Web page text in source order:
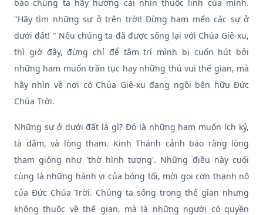
bảo chúng ta hãy hướng cái nhìn thuộc linh của mình.
"Hãy tìm những sự ở trên trời! Đừng ham mến các sự ở
dưới đất! " Nếu chúng ta đã được sống lại với Chúa Giê-xu,
thì giờ đây, đừng chỉ để tâm trí mình bị cuốn hút bởi
những ham muốn trần tục hay những thú vui thế gian, mà
hãy nhìn về nơi có Chúa Giê-xu đang ngồi bên hữu Đức
Chúa Trời.
Những sự ở dưới đất là gì? Đó là những ham muốn ích kỷ,
tà dâm, và lòng tham. Kinh Thánh cảnh báo rằng lòng
tham giống như 'thờ hình tượng'. Những điều này cuối
cùng là những hành vi của bóng tối, mời gọi cơn thạnh nộ
của Đức Chúa Trời. Chúng ta sống trong thế gian nhưng
không thuộc về thế gian, mà là những người có quyền